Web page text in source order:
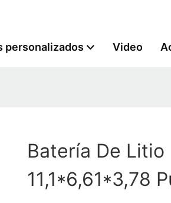
personalizados Video
Batería De Litio
11,1*6,61*3,78